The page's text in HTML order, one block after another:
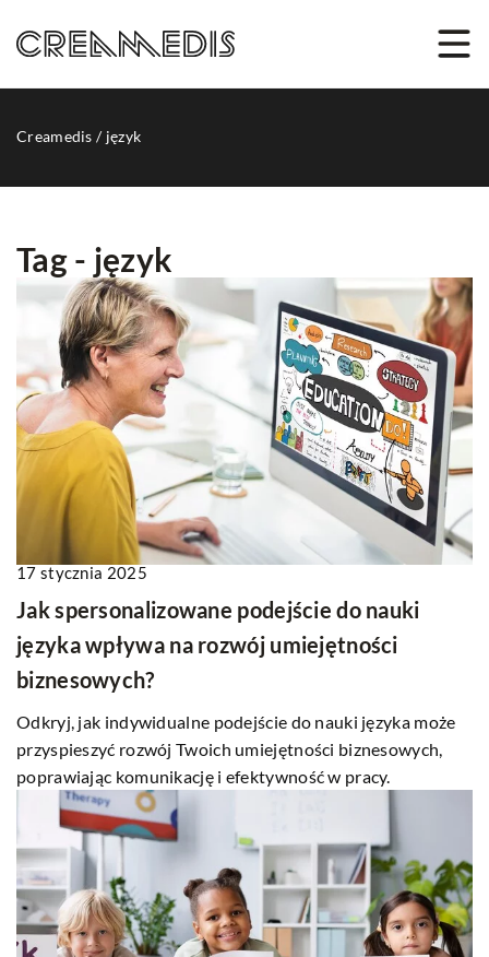
Creamedis / język
Tag - język
17 stycznia 2025
Jak spersonalizowane podejście do nauki
języka wpływa na rozwój umiejętności
biznesowych?
Odkryj, jak indywidualne podejście do nauki języka może
przyspieszyć rozwój Twoich umiejętności biznesowych,
poprawiając komunikację i efektywność w pracy.